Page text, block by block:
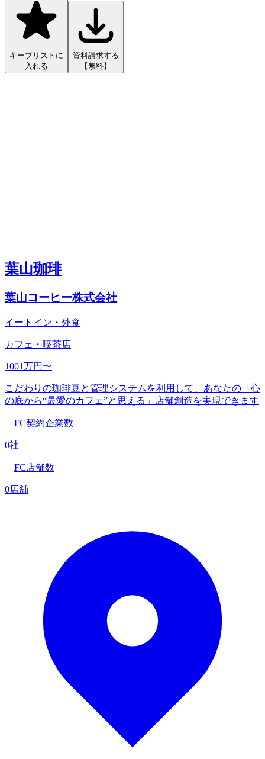
キープリストに
入れる
資料請求する
【無料】
葉山珈琲
葉山コーヒー株式会社
イートイン・外食
カフェ・喫茶店
1001万円〜
こだわりの珈琲豆と管理システムを利用して、あなたの「心
の底から“最愛のカフェ”と思える」店舗創造を実現できます
FC契約企業数
0社
FC店舗数
0店舗